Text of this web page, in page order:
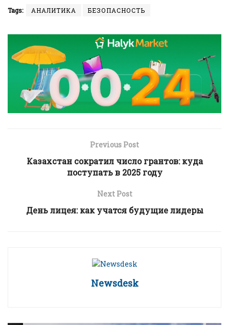
Tags: АНАЛИТИКА БЕЗОПАСНОСТЬ
Previous Post
Казахстан сократил число грантов: куда
поступать в 2025 году
Next Post
День лицея: как учатся будущие лидеры
Newsdesk